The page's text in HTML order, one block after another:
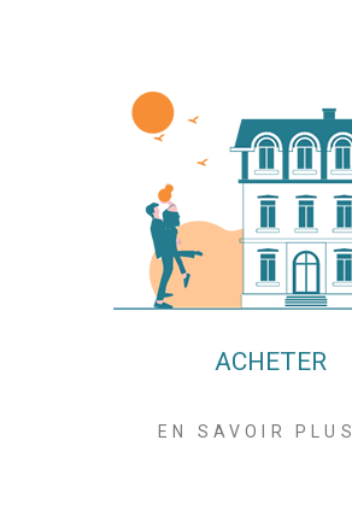
ACHETER
EN SAVOIR PLUS